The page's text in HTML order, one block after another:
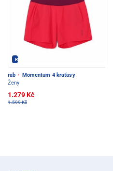
Rab - PEC POD SNĚŽKOU
rab ·
Momentum 4 kraťasy
Ženy
1.279 Kč
1.599 Kč